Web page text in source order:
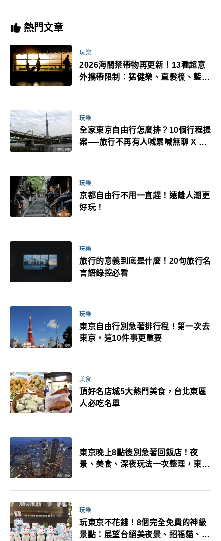
熱門文章
玩樂
2026海關禁帶物再更新！13種超意
外攜帶限制：猛健樂、直髮梳、藍牙
萬！注意事項一次看！
玩樂
全家東京自由行怎麼排？10個行程提
案──旅行不再有人喊累喊無聊 X 爸
玩樂
京都自由行不用一直趕！遠離人潮更
好玩！
玩樂
旅行的意義到底是什麼！20句旅行名
言語錄控必看
玩樂
東京自由行別急著排行程！第一次去
東京，這10件事更重要
美食
頂好名店城5大熱門美食，台北東區
人必吃名單
東京晚上8點後別急著回飯店！夜
景、美食、深夜玩法一次整理，東京
玩樂
玩東京不花錢！8個完全免費的神級
景點：展望台絕美夜景、招福貓、皇